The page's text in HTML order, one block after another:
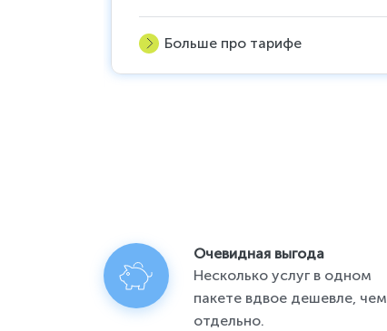
Больше про тарифе
Очевидная выгода
Несколько услуг в одном
пакете вдвое дешевле, чем
отдельно.